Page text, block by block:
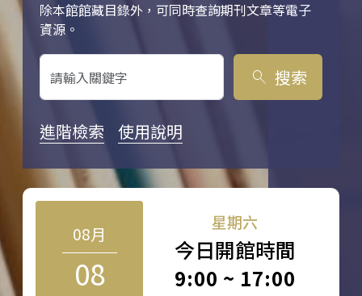
除本館館藏目錄外，可同時查詢期刊文章等電子
資源。
關鍵字搜尋
search 搜索
進階檢索 使用說明
08月
08
星期六
今日開館時間
9:00 ~ 17:00